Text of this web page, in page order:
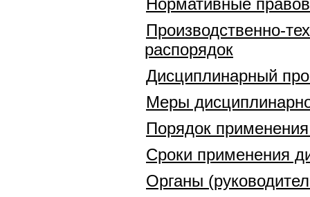
Нормативные
Производственно-
распорядок
Дисциплинарный
Меры
Порядок
Сроки применения
Органы